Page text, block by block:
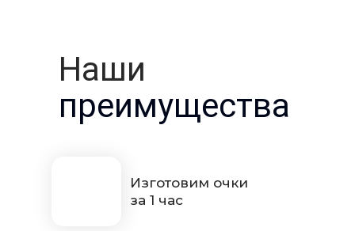
Наши
преимущества
Изготовим очки
за 1 час